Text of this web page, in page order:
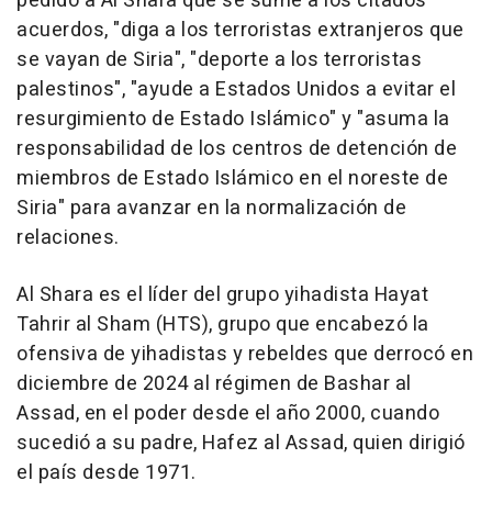
acuerdos, "diga a los terroristas extranjeros que
se vayan de Siria", "deporte a los terroristas
palestinos", "ayude a Estados Unidos a evitar el
resurgimiento de Estado Islámico" y "asuma la
responsabilidad de los centros de detención de
miembros de Estado Islámico en el noreste de
Siria" para avanzar en la normalización de
relaciones.
Al Shara es el líder del grupo yihadista Hayat
Tahrir al Sham (HTS), grupo que encabezó la
ofensiva de yihadistas y rebeldes que derrocó en
diciembre de 2024 al régimen de Bashar al
Assad, en el poder desde el año 2000, cuando
sucedió a su padre, Hafez al Assad, quien dirigió
el país desde 1971.